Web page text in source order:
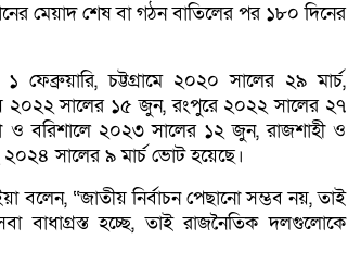
মেয়াদ শেষ বা গঠন বাতিলের পর ১৮০ দিনের
চট্টগ্রামে ২০২০ সালের ২৯ মার্চ,
২০২২ সালের ১৫ জুন, রংপুরে ২০২২ সালের ২৭
ও বরিশালে ২০২৩ সালের ১২ জুন, রাজশাহী ও
সালের ৯ মার্চ ভোট হয়েছে।
বলেন, “জাতীয় নির্বাচন পেছানো সম্ভব নয়, তাই
বাধাগ্রস্ত হচ্ছে, তাই রাজনৈতিক দলগুলোকে